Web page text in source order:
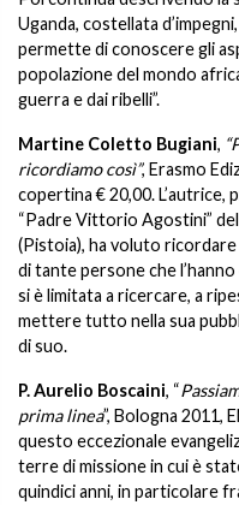
Uganda, costellata
permette di conoscere gli
popolazione del mondo
guerra e dai ribelli”.
Martine Coletto Bugiani,
ricordiamo così”, Erasmo
copertina € 20,00.
“Padre Vittorio Agostini”
(Pistoia), ha voluto
di tante persone che
si è limitata a ricercare, a
mettere tutto nella sua
di suo.
P. Aurelio Boscaini, “
prima linea”, Bologna 2011,
questo eccezionale
terre di missione in cui è
quindici anni, in particolare